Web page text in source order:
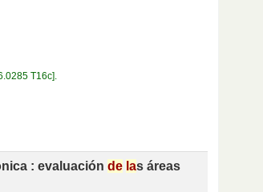
T16c
: evaluaciónde las áreas